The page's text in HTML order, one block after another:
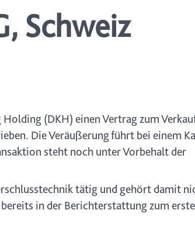
widerrufen.
Schweiz
(DKH) einen Vertrag zum
Die Veräußerung führt bei einem
steht noch unter Vorbehalt der
tätig und gehört damit
in der Berichterstattung zum